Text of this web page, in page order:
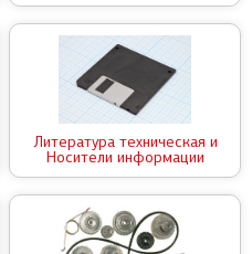
Литература техническая и
Носители информации